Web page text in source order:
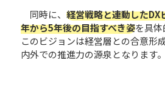
同時に、 経営戦略と連動したDX
年から5年後の目指すべき姿を具体
このビジョンは経営層との合意形
内外での推進力の源泉となります。